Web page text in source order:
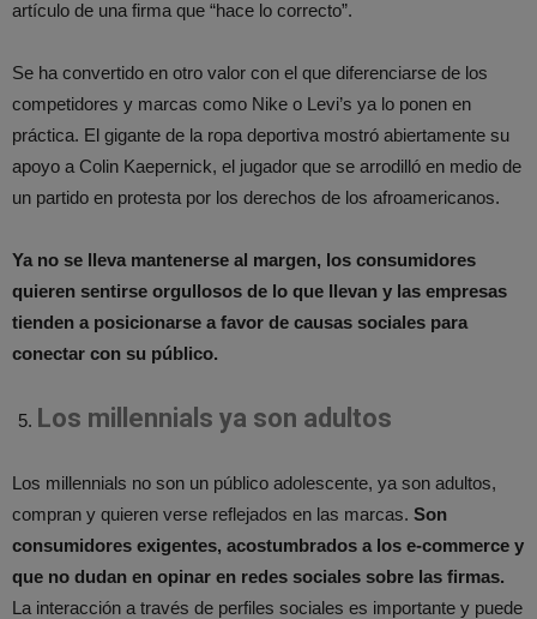
artículo de una firma que “hace lo correcto”.
Se ha convertido en otro valor con el que diferenciarse de los
competidores y marcas como Nike o Levi’s ya lo ponen en
práctica. El gigante de la ropa deportiva mostró abiertamente su
apoyo a Colin Kaepernick, el jugador que se arrodilló en medio de
un partido en protesta por los derechos de los afroamericanos.
Ya no se lleva mantenerse al margen, los consumidores
quieren sentirse orgullosos de lo que llevan y las empresas
tienden a posicionarse a favor de causas sociales para
conectar con su público.
Los millennials ya son adultos
Los millennials no son un público adolescente, ya son adultos,
compran y quieren verse reflejados en las marcas. Son
consumidores exigentes, acostumbrados a los e-commerce y
que no dudan en opinar en redes sociales sobre las firmas.
La interacción a través de perfiles sociales es importante y puede